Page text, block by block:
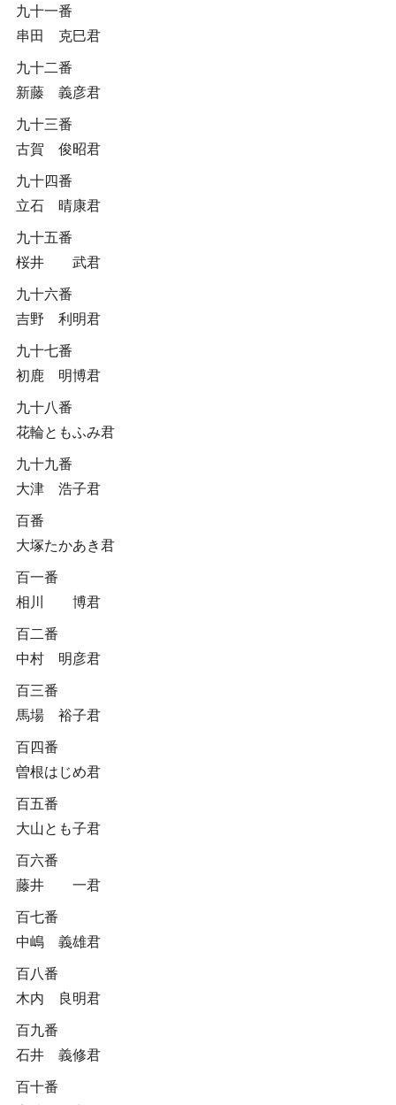
九十一番
串田 克巳君
九十二番
新藤 義彦君
九十三番
古賀 俊昭君
九十四番
立石 晴康君
九十五番
桜井 武君
九十六番
吉野 利明君
九十七番
初鹿 明博君
九十八番
花輪ともふみ君
九十九番
大津 浩子君
百番
大塚たかあき君
百一番
相川 博君
百二番
中村 明彦君
百三番
馬場 裕子君
百四番
曽根はじめ君
百五番
大山とも子君
百六番
藤井 一君
百七番
中嶋 義雄君
百八番
木内 良明君
百九番
石井 義修君
百十番